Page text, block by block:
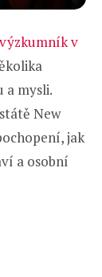
výzkumník v
a mysli.
New
jak
a osobní